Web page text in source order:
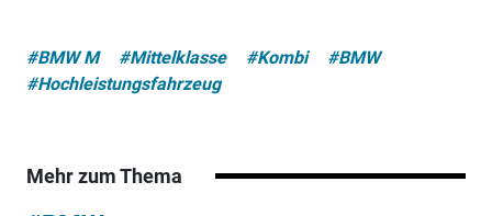
#BMW M #Mittelklasse #Kombi
#BMW
#Hochleistungsfahrzeug
Mehr zum Thema